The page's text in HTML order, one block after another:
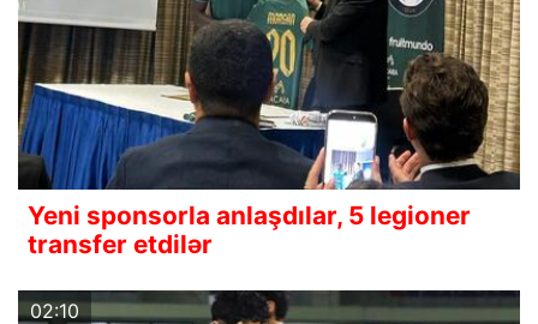
Yeni sponsorla anlaşdılar, 5 legioner
transfer etdilər
02:10